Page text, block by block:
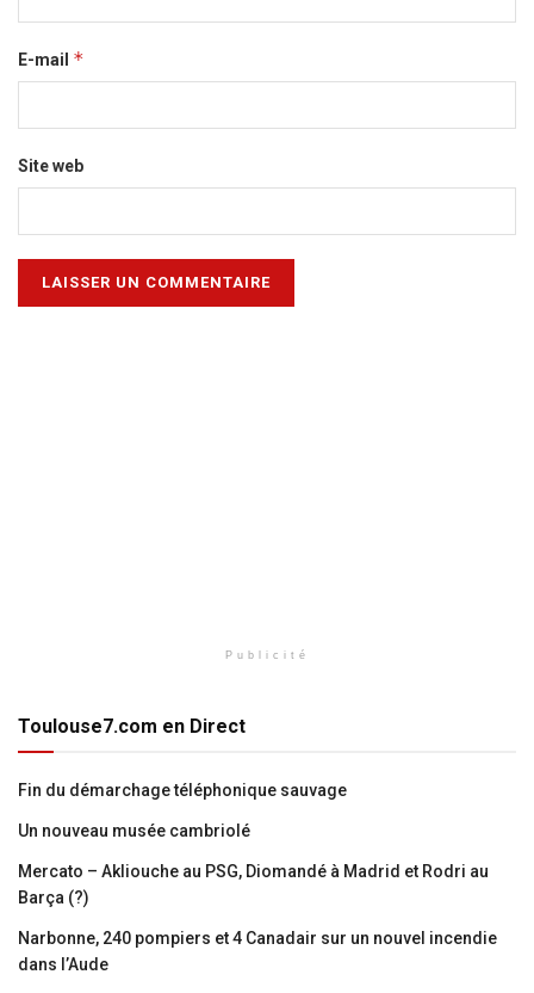
E-mail *
Site web
Publicité
Toulouse7.com en Direct
Fin du démarchage téléphonique sauvage
Un nouveau musée cambriolé
Mercato – Akliouche au PSG, Diomandé à Madrid et Rodri au
Barça (?)
Narbonne, 240 pompiers et 4 Canadair sur un nouvel incendie
dans l’Aude